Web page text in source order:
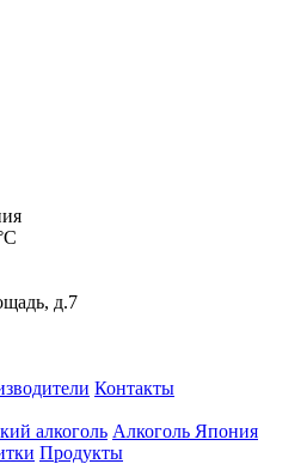
д.7
Контакты
алкоголь Алкоголь Япония
Продукты